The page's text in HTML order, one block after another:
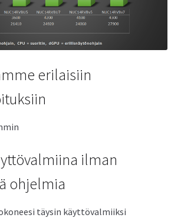
erilaisiin
ilman
ohjelmia
täysin käyttövalmiiksi